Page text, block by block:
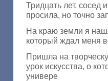
Тридцать лет, сосед
просила, но точно
На краю земли я
который ждал меня
Пришла на
урок искусства, о
универе